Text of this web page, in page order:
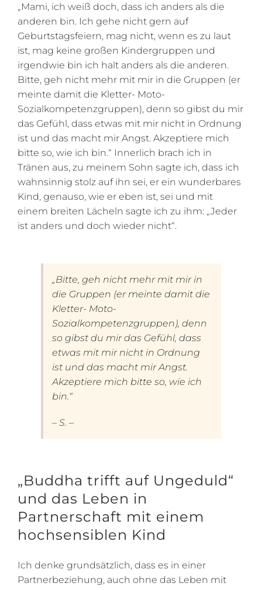
„Mami, ich weiß doch, dass ich anders als die
anderen bin. Ich gehe nicht gern auf
Geburtstagsfeiern, mag nicht, wenn es zu laut
ist, mag keine großen Kindergruppen und
irgendwie bin ich halt anders als die anderen.
Bitte, geh nicht mehr mit mir in die Gruppen (er
meinte damit die Kletter- Moto-
Sozialkompetenzgruppen), denn so gibst du mir
das Gefühl, dass etwas mit mir nicht in Ordnung
ist und das macht mir Angst. Akzeptiere mich
bitte so, wie ich bin.“ Innerlich brach ich in
Tränen aus, zu meinem Sohn sagte ich, dass ich
wahnsinnig stolz auf ihn sei, er ein wunderbares
Kind, genauso, wie er eben ist, sei und mit
einem breiten Lächeln sagte ich zu ihm: „Jeder
ist anders und doch wieder nicht“.
„Bitte, geh nicht mehr mit mir in
die Gruppen (er meinte damit die
Kletter- Moto-
Sozialkompetenzgruppen), denn
so gibst du mir das Gefühl, dass
etwas mit mir nicht in Ordnung
ist und das macht mir Angst.
Akzeptiere mich bitte so, wie ich
bin.“
– S. –
„Buddha trifft auf Ungeduld“
und das Leben in
Partnerschaft mit einem
hochsensiblen Kind
Ich denke grundsätzlich, dass es in einer
Partnerbeziehung, auch ohne das Leben mit